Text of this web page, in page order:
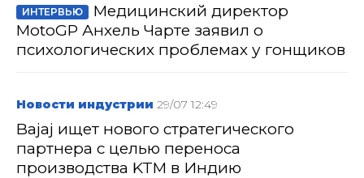
ИНТЕРВЬЮ
Медицинский директор
MotoGP Анхель Чарте заявил о
психологических проблемах у гонщиков
Новости индустрии 29/07 12:49
Bajaj ищет нового стратегического
партнера с целью переноса
производства KTM в Индию